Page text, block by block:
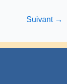
Suivant →